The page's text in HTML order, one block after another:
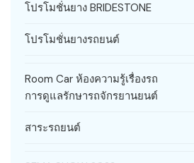
โปรโมชั่นยาง BRIDESTONE
โปรโมชั่นยางรถยนต์
Room Car ห้องความรู้เรื่องรถ
การดูแลรักษารถจักรยานยนต์
สาระรถยนต์